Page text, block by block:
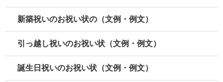
新築祝いのお祝い状の（文例・例文）
引っ越し祝いのお祝い状（文例・例文）
誕生日祝いのお祝い状（文例・例文）